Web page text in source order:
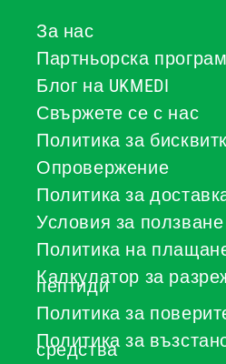
За нас
Партньорска
Блог на UKMEDI
Свържете се с нас
Политика за
Опровержение
Политика за
Условия за ползване
Политика на
Калкулатор за
пептиди
Политика за
Политика за
средства